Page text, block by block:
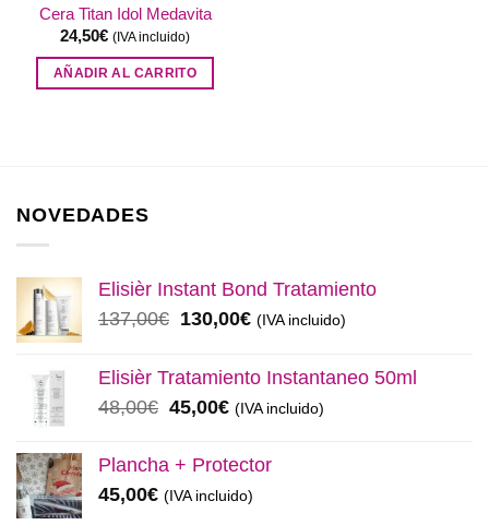
Cera Titan Idol Medavita
24,50€ (IVA incluido)
AÑADIR AL CARRITO
NOVEDADES
Elisièr Instant Bond Tratamiento
137,00€ El
original
137,00€.
130,00€El
actual
130,00€.
(IVA incluido)
Elisièr Tratamiento Instantaneo 50ml
48,00€ El
original
48,00€.
45,00€El
actual
45,00€.
(IVA incluido)
Plancha + Protector
45,00€ (IVA incluido)